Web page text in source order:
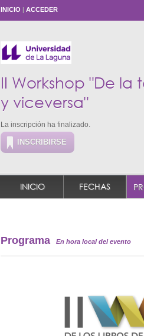
INICIO | ACCEDER
II Workshop "De
y viceversa"
La inscripción ha finalizado.
INSCRIBIRSE
INICIO FECHAS
Programa En hora local del evento